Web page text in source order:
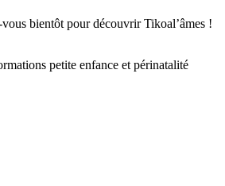
bientôt pour découvrir Tikoal’âmes !